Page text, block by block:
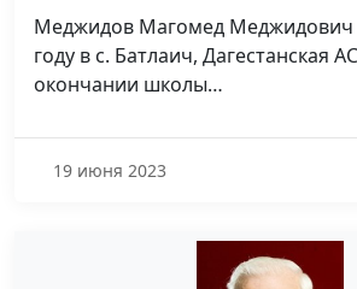
Меджидов Магомед Меджидович
году в с. Батлаич, Дагестанская
окончании школы…
19 июня 2023